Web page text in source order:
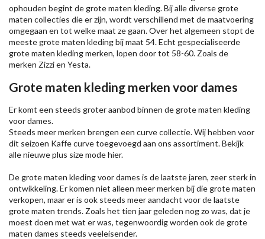
ophouden begint de grote maten kleding. Bij alle diverse grote
maten collecties die er zijn, wordt verschillend met de maatvoering
omgegaan en tot welke maat ze gaan. Over het algemeen stopt de
meeste grote maten kleding bij maat 54. Echt gespecialiseerde
grote maten kleding merken, lopen door tot 58-60. Zoals de
merken Zizzien Yesta.
Grote maten kleding merken voor dames
Er komt een steeds groter aanbod binnen de grote maten kleding
voor dames.
Steeds meer merken brengen een curve collectie. Wij hebben voor
dit seizoen Kaffecurve toegevoegd aan ons assortiment. Bekijk
alle nieuweplus size modehier.
De grote maten kleding voor dames is de laatste jaren, zeer sterk in
ontwikkeling. Er komen niet alleen meer merken bij die grote maten
verkopen, maar er is ook steeds meer aandacht voor de laatste
grote maten trends. Zoals het tien jaar geleden nog zo was, dat je
moest doen met wat er was, tegenwoordig worden ook de grote
maten dames steeds veeleisender.